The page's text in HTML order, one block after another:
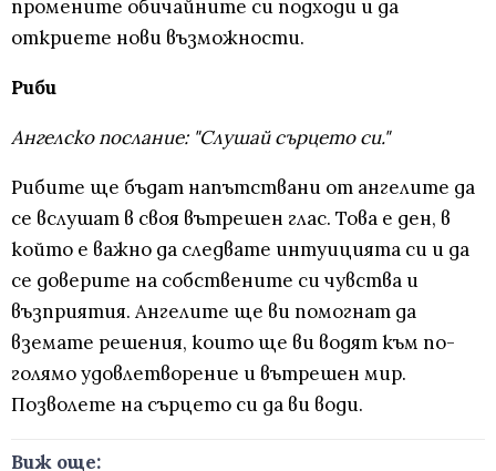
промените обичайните си подходи и да
откриете нови възможности.
Риби
Ангелско послание: "Слушай сърцето си."
Рибите ще бъдат напътствани от ангелите да
се вслушат в своя вътрешен глас. Това е ден, в
който е важно да следвате интуицията си и да
се доверите на собствените си чувства и
възприятия. Ангелите ще ви помогнат да
вземате решения, които ще ви водят към по-
голямо удовлетворение и вътрешен мир.
Позволете на сърцето си да ви води.
Виж още: